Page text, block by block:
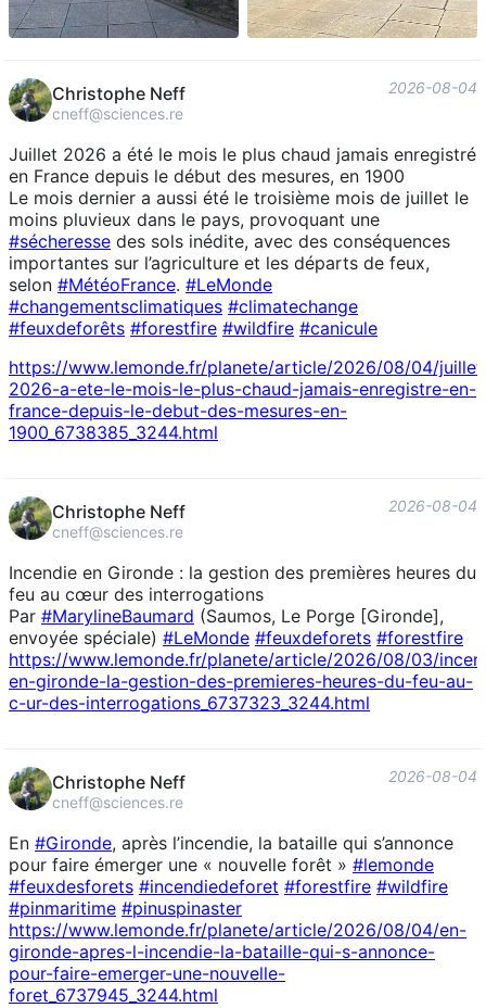
Christophe Neff
cneff@sciences.re
2026-08-04
Juillet 2026 a été le mois le plus chaud jamais enregistré
en France depuis le début des mesures, en 1900
Le mois dernier a aussi été le troisième mois de juillet le
moins pluvieux dans le pays, provoquant une
#sécheresse des sols inédite, avec des conséquences
importantes sur l’agriculture et les départs de feux,
selon #MétéoFrance. #LeMonde
#changementsclimatiques #climatechange
#feuxdeforêts #forestfire #wildfire #canicule
https://www.lemonde.fr/planete/article/2026/08/04/
2026-a-ete-le-mois-le-plus-chaud-jamais-enregistre-en-
france-depuis-le-debut-des-mesures-en-
1900_6738385_3244.html
Christophe Neff
cneff@sciences.re
2026-08-04
Incendie en Gironde : la gestion des premières heures du
feu au cœur des interrogations
Par #MarylineBaumard (Saumos, Le Porge [Gironde],
envoyée spéciale) #LeMonde #feuxdeforets #forestfire
https://www.lemonde.fr/planete/article/2026/08/03/
en-gironde-la-gestion-des-premieres-heures-du-feu-au-
c-ur-des-interrogations_6737323_3244.html
Christophe Neff
cneff@sciences.re
2026-08-04
En #Gironde, après l’incendie, la bataille qui s’annonce
pour faire émerger une « nouvelle forêt » #lemonde
#feuxdesforets #incendiedeforet #forestfire #wildfire
#pinmaritime #pinuspinaster
https://www.lemonde.fr/planete/article/2026/08/04/en-
gironde-apres-l-incendie-la-bataille-qui-s-annonce-
pour-faire-emerger-une-nouvelle-
foret_6737945_3244.html